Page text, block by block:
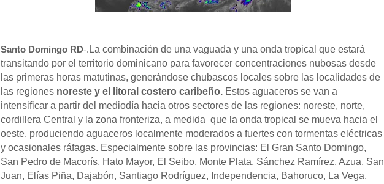
Santo Domingo RD-. La combinación de una vaguada y una onda tropical que estará
transitando por el territorio dominicano para favorecer concentraciones nubosas desde
las primeras horas matutinas, generándose chubascos locales sobre las localidades de
las regiones noreste y el litoral costero caribeño. Estos aguaceros se van a
intensificar a partir del mediodía hacia otros sectores de las regiones: noreste, norte,
cordillera Central y la zona fronteriza, a medida que la onda tropical se mueva hacia el
oeste, produciendo aguaceros localmente moderados a fuertes con tormentas eléctricas
y ocasionales ráfagas. Especialmente sobre las provincias: El Gran Santo Domingo,
San Pedro de Macorís, Hato Mayor, El Seibo, Monte Plata, Sánchez Ramírez, Azua, San
Juan, Elías Piña, Dajabón, Santiago Rodríguez, Independencia, Bahoruco, La Vega,